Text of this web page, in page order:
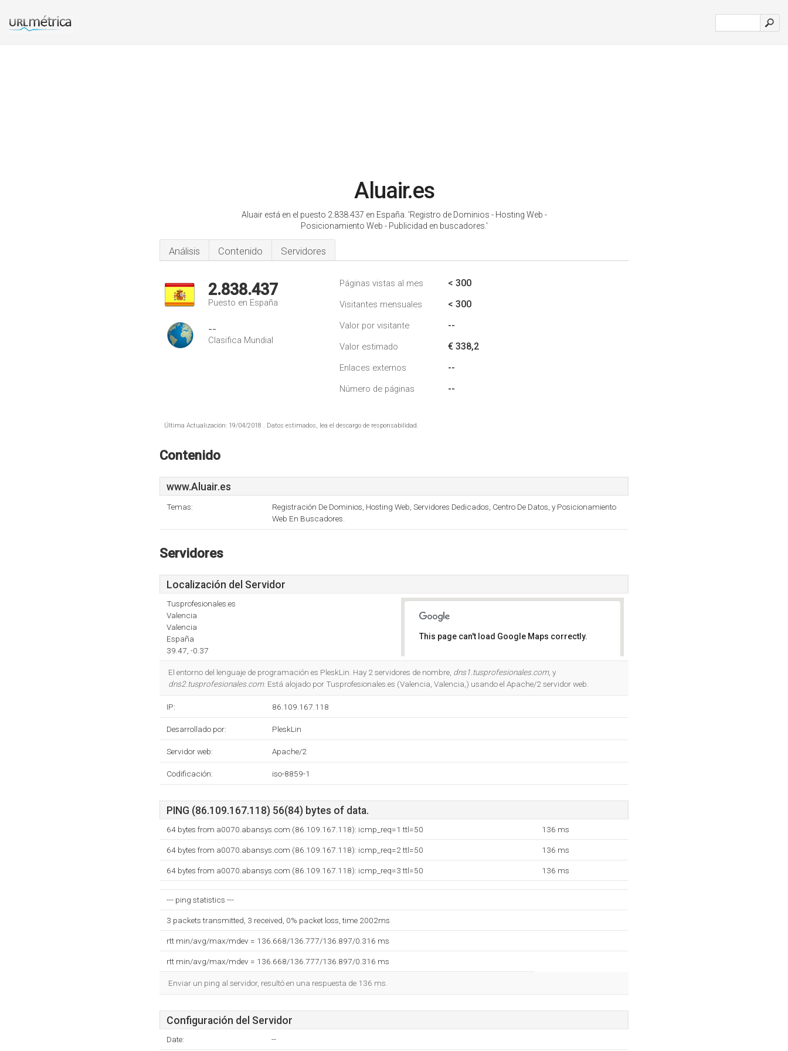
Aluair.es
Aluair está en el puesto 2.838.437 en España. 'Registro de Dominios - Hosting Web -
Posicionamiento Web - Publicidad en buscadores.'
Análisis Contenido Servidores
2.838.437
Puesto en España
--
Clasifica Mundial
Páginas vistas al mes < 300
Visitantes mensuales < 300
Valor por visitante --
Valor estimado € 338,2
Enlaces externos --
Número de páginas --
Última Actualización: 19/04/2018 . Datos estimados, lea el descargo de responsabilidad.
Contenido
www.Aluair.es
Temas:
Registración De Dominios, Hosting Web, Servidores Dedicados, Centro De Datos, y Posicionamiento
Web En Buscadores.
Servidores
Localización del Servidor
Tusprofesionales.es
Valencia
Valencia
España
39.47, -0.37
This page can't load Google Maps correctly.
Do you own this website?
El entorno del lenguaje de programación es PleskLin. Hay 2 servidores de nombre, dns1.tusprofesionales.com, y
dns2.tusprofesionales.com. Está alojado por Tusprofesionales.es (Valencia, Valencia,) usando el Apache/2 servidor web.
IP: 86.109.167.118
Desarrollado por: PleskLin
Servidor web: Apache/2
Codificación: iso-8859-1
PING (86.109.167.118) 56(84) bytes of data.
64 bytes from a0070.abansys.com (86.109.167.118): icmp_req=1 ttl=50 136 ms
64 bytes from a0070.abansys.com (86.109.167.118): icmp_req=2 ttl=50 136 ms
64 bytes from a0070.abansys.com (86.109.167.118): icmp_req=3 ttl=50 136 ms
--- ping statistics ---
3 packets transmitted, 3 received, 0% packet loss, time 2002ms
rtt min/avg/max/mdev = 136.668/136.777/136.897/0.316 ms
rtt min/avg/max/mdev = 136.668/136.777/136.897/0.316 ms
Enviar un ping al servidor, resultó en una respuesta de 136 ms.
Configuración del Servidor
Date: --